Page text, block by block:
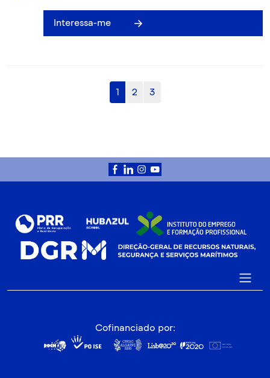
Interessa-me
1 2 3
Cofinanciado por: